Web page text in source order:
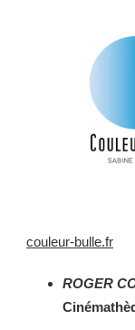
couleur-bulle.fr
ROGER